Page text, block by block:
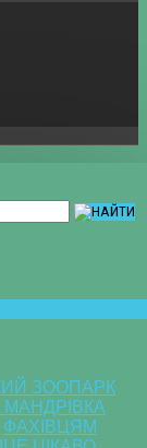
ЗООПАРК
МАНДРІВКА
ФАХІВЦЯМ